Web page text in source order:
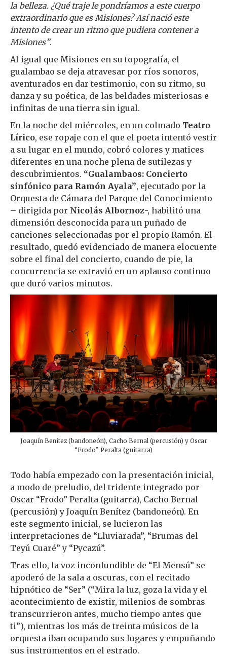
la belleza. ¿Qué traje le pondríamos a este cuerpo
extraordinario que es Misiones? Así nació este
intento de crear un ritmo que pudiera contener a
Misiones”.
Al igual que Misiones en su topografía, el
gualambao se deja atravesar por ríos sonoros,
aventurados en dar testimonio, con su ritmo, su
danza y su poética, de las beldades misteriosas e
infinitas de una tierra sin igual.
En la noche del miércoles, en un colmado Teatro
Lírico, ese ropaje con el que el poeta intentó vestir
a su lugar en el mundo, cobró colores y matices
diferentes en una noche plena de sutilezas y
descubrimientos. “Gualambaos: Concierto
sinfónico para Ramón Ayala”, ejecutado por la
Orquesta de Cámara del Parque del Conocimiento
– dirigida por Nicolás Albornoz-, habilitó una
dimensión desconocida para un puñado de
canciones seleccionadas por el propio Ramón. El
resultado, quedó evidenciado de manera elocuente
sobre el final del concierto, cuando de pie, la
concurrencia se extravió en un aplauso continuo
que duró varios minutos.
Joaquín Benítez (bandoneón), Cacho Bernal (percusión) y Oscar
“Frodo” Peralta (guitarra)
Todo había empezado con la presentación inicial,
a modo de preludio, del tridente integrado por
Oscar “Frodo” Peralta (guitarra), Cacho Bernal
(percusión) y Joaquín Benítez (bandoneón). En
este segmento inicial, se lucieron las
interpretaciones de “Lluviarada”, “Brumas del
Teyú Cuaré” y “Pycazú”.
Tras ello, la voz inconfundible de “El Mensú” se
apoderó de la sala a oscuras, con el recitado
hipnótico de “Ser” (“Mira la luz, goza la vida y el
acontecimiento de existir, milenios de sombras
transcurrieron antes, mucho tiempo antes que
ti”), mientras los más de treinta músicos de la
orquesta iban ocupando sus lugares y empuñando
sus instrumentos en el estrado.